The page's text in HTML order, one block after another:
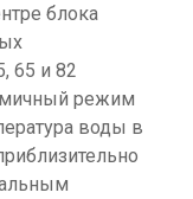
блока
65 и 82
режим
воды в